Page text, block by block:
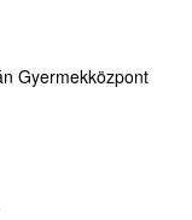
Gyermekközpont